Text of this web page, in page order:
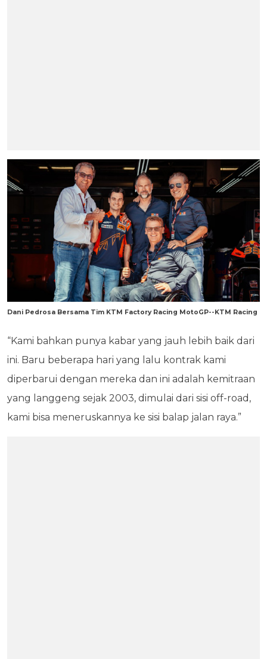
Dani Pedrosa Bersama Tim KTM Factory Racing MotoGP--KTM Racing
“Kami bahkan punya kabar yang jauh lebih baik dari
ini. Baru beberapa hari yang lalu kontrak kami
diperbarui dengan mereka dan ini adalah kemitraan
yang langgeng sejak 2003, dimulai dari sisi off-road,
kami bisa meneruskannya ke sisi balap jalan raya.”